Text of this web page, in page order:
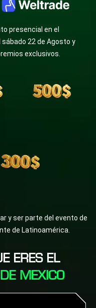
presencial en el
22 de Agosto y
exclusivos.
y ser parte del evento de
de Latinoamérica.
ERES EL
MEXICO